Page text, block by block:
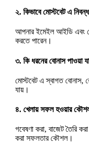
২. কিভাবে মোস্টবেট এ
আপনার ইমেইল আইডি এবং
করতে পারেন।
৩. কি ধরনের বোনাস পাওয়া
মোস্টবেট এ স্বাগত বোনাস,
যায়।
৪. খেলায় সফল হওয়ার
গবেষণা করা, বাজেট তৈরি
করা সফলতার কৌশল।